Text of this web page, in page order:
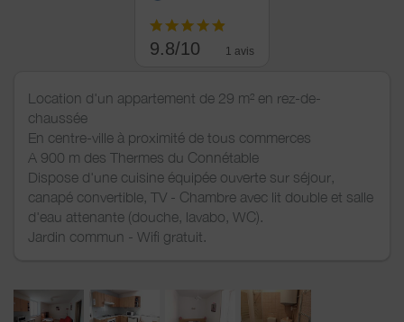
9.8/10 1 avis
Location d'un appartement de 29 m² en rez-de-
chaussée
En centre-ville à proximité de tous commerces
A 900 m des Thermes du Connétable
Dispose d'une cuisine équipée ouverte sur séjour,
canapé convertible, TV - Chambre avec lit double et salle
d'eau attenante (douche, lavabo, WC).
Jardin commun - Wifi gratuit.